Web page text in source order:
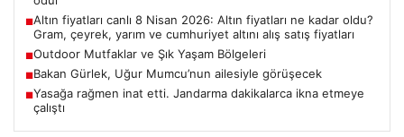
■Altın fiyatları canlı 8 Nisan 2026: Altın fiyatları ne kadar oldu?
Gram, çeyrek, yarım ve cumhuriyet altını alış satış fiyatları
■Outdoor Mutfaklar ve Şık Yaşam Bölgeleri
■Bakan Gürlek, Uğur Mumcu’nun ailesiyle görüşecek
■Yasağa rağmen inat etti. Jandarma dakikalarca ikna etmeye
çalıştı